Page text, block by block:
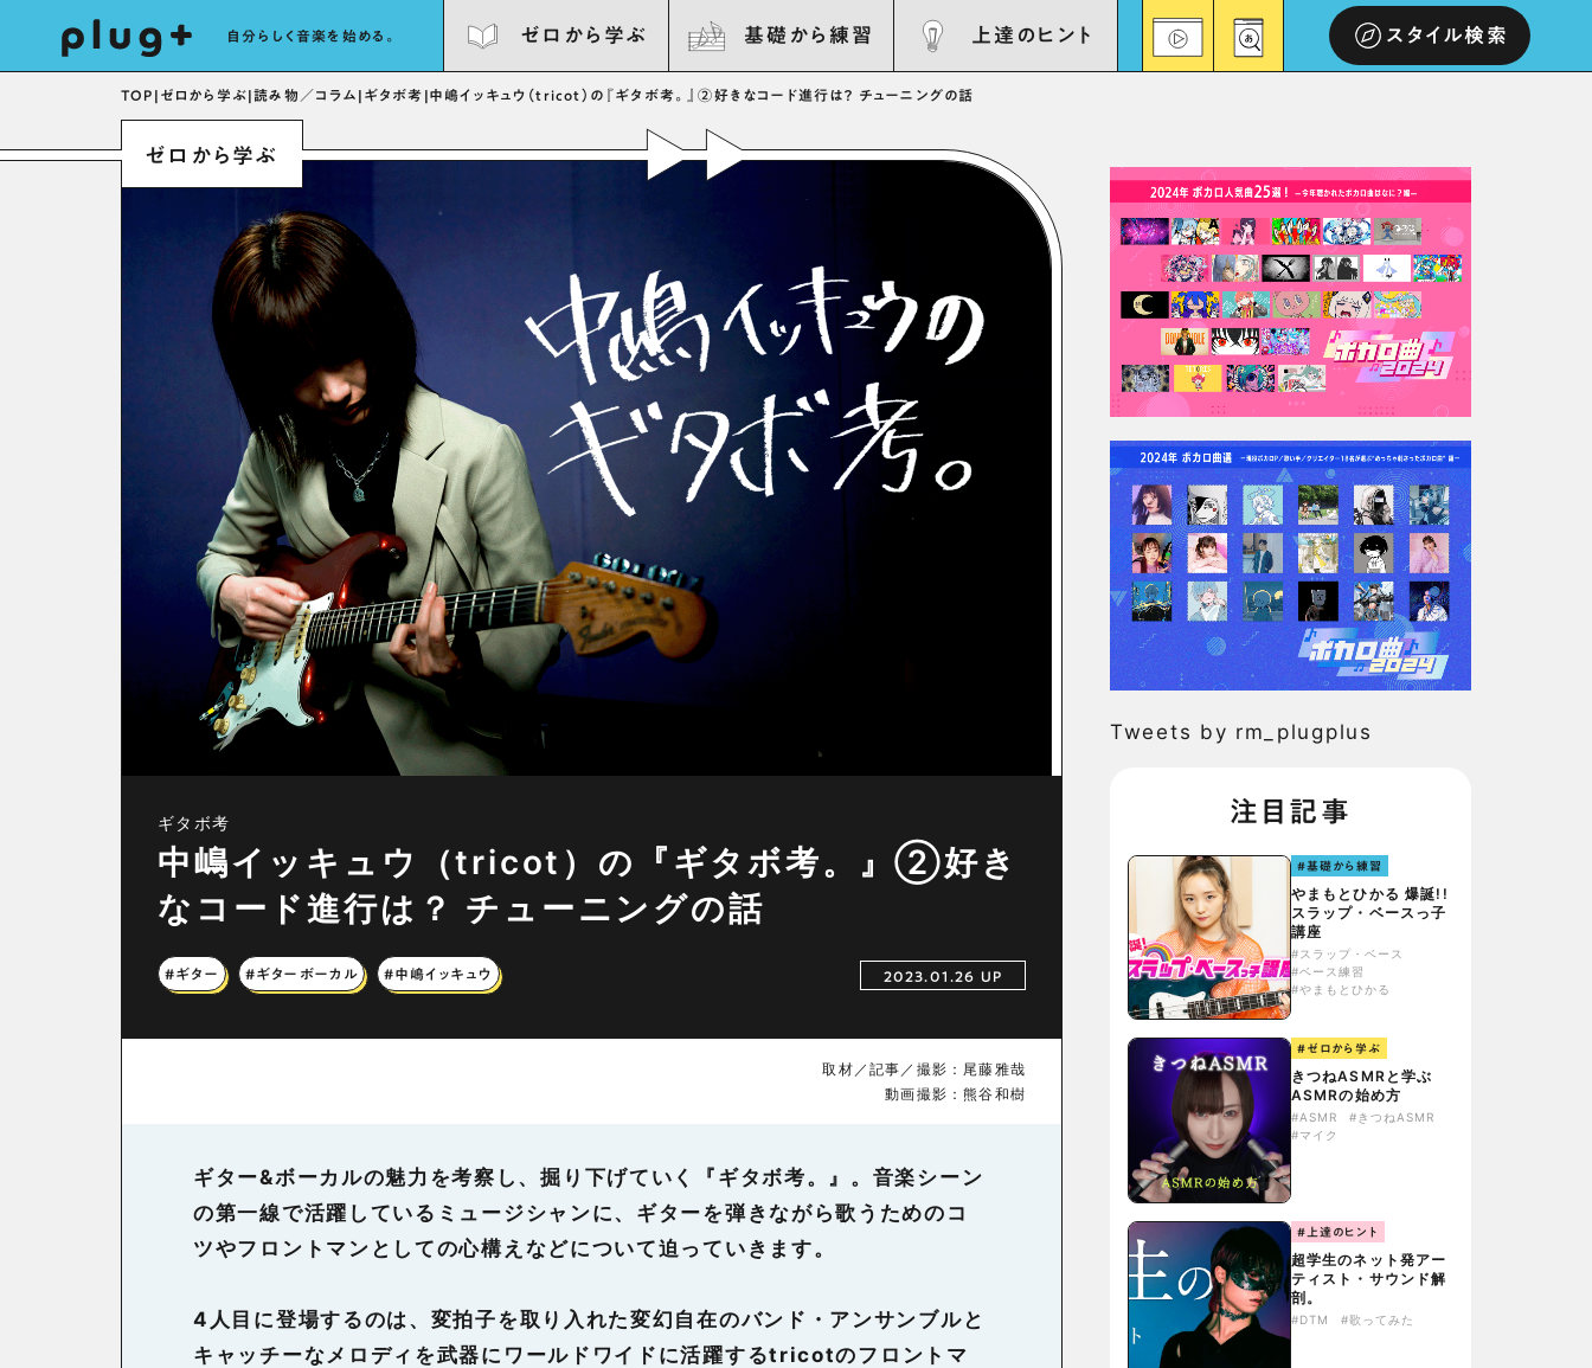
自分らしく音楽を始める。 ゼロから学ぶ 基礎から練習 上達のヒント スタイル検索
TOP | ゼロから学ぶ|読み物／コラム | ギタボ考 |中嶋イッキュウ（tricot）の『ギタボ考。』②好きなコード進行は？ チューニングの話
ゼロから学ぶ
ギタボ考
中嶋イッキュウ（tricot）の『ギタボ考。』②好き
なコード進行は？ チューニングの話
#ギター #ギターボーカル #中嶋イッキュウ 2023.01.26 UP
取材／記事／撮影：尾藤雅哉
動画撮影：熊谷和樹
ギター&ボーカルの魅力を考察し、掘り下げていく『ギタボ考。』。音楽シーン
の第一線で活躍しているミュージシャンに、ギターを弾きながら歌うためのコ
ツやフロントマンとしての心構えなどについて迫っていきます。
4人目に登場するのは、変拍子を取り入れた変幻自在のバンド・アンサンブルと
キャッチーなメロディを武器にワールドワイドに活躍するtricotのフロントマ
Tweets by rm_plugplus
注目記事
#基礎から練習
やまもとひかる 爆誕!!
スラップ・ベースっ子
講座
#スラップ・ベース
#ベース練習
#やまもとひかる
#ゼロから学ぶ
きつねASMRと学ぶ
ASMRの始め方
#ASMR
#きつねASMR
#マイク
#上達のヒント
超学生のネット発アー
ティスト・サウンド解
剖。
#DTM #歌ってみた